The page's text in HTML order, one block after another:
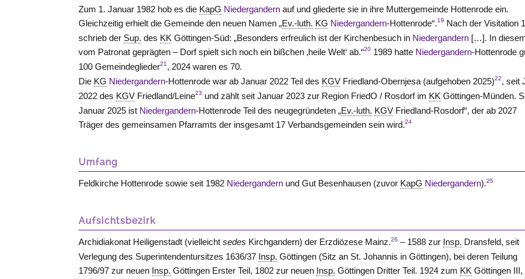
Zum 1. Januar 1982 hob es die KapG Niedergandern auf und gliederte sie in ihre Muttergemeinde Hottenrode ein.
Gleichzeitig erhielt die Gemeinde den neuen Namen „Ev.-luth. KG Niedergandern-Hottenrode“.19 Nach der Visitation
schrieb der Sup. des KK Göttingen-Süd: „Besonders erfreulich ist der Kirchenbesuch in Niedergandern […]. In
vom Patronat geprägten – Dorf spielt sich noch ein bißchen ‚heile Welt‘ ab.“20 1989 hatte Niedergandern-Hottenrode
100 Gemeindeglieder21, 2024 waren es 70.
Die KG Niedergandern-Hottenrode war ab Januar 2022 Teil des KGV Friedland-Obernjesa (aufgehoben 2025)22, seit
2022 des KGV Friedland/Leine23 und zählt seit Januar 2023 zur Region FriedO / Rosdorfim KK Göttingen-Münden.
Januar 2025 ist Niedergandern-Hottenrode Teil des neugegründeten „Ev.-luth. KGV Friedland-Rosdorf“, der ab 2027
Träger des gemeinsamen Pfarramts der insgesamt 17 Verbandsgemeinden sein wird.24
Umfang
Feldkirche Hottenrode sowie seit 1982 Niedergandern und Gut Besenhausen (zuvor KapG Niedergandern).25
Aufsichtsbezirk
Archidiakonat Heiligenstadt (vielleichtsedes Kirchgandern) der Erzdiözese Mainz.26 – 1588 zur Insp. Dransfeld, seit
Verlegung des Superintendentursitzes 1636/37 Insp. Göttingen (Sitz an St. Johannis in Göttingen), bei deren Teilung
1796/97 zur neuen Insp. Göttingen Erster Teil, 1802 zur neuen Insp. Göttingen Dritter Teil. 1924 zum KK Göttingen III,